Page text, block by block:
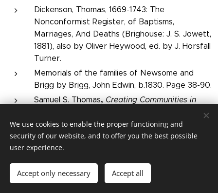
Dickenson, Thomas, 1669-1743: The
Nonconformist Register, of Baptisms,
Marriages, And Deaths (Brighouse: J. S. Jowett,
1881), also by Oliver Heywood, ed. by J. Horsfall
Turner.
Memorials of the families of Newsome and
Brigg by Brigg, John Edwin, b.1830. Page 38-90.
Samuel S. Thomas,Creating Communities in
Oliver Heywood's Halifax, Brill Studies in the
History of the Christian Tradition, Leiden, 2013
is the most recent study; see also William
clergyman and ejected minister",
DNB,Oxford, Oxford University Press, 2004,
We use cookies to enable the proper functioning and
security of our website, and to offer you the best possible
user experience.
Accept only necessary Accept all